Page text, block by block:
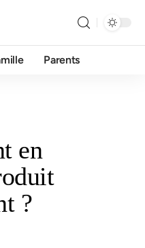
Parents
en
?